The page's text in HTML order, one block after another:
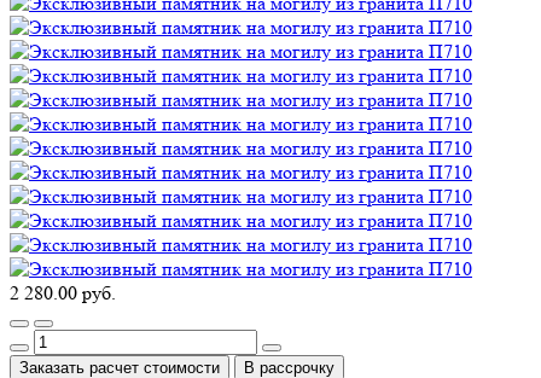
2 280.00 руб.
Заказать расчет стоимости В рассрочку